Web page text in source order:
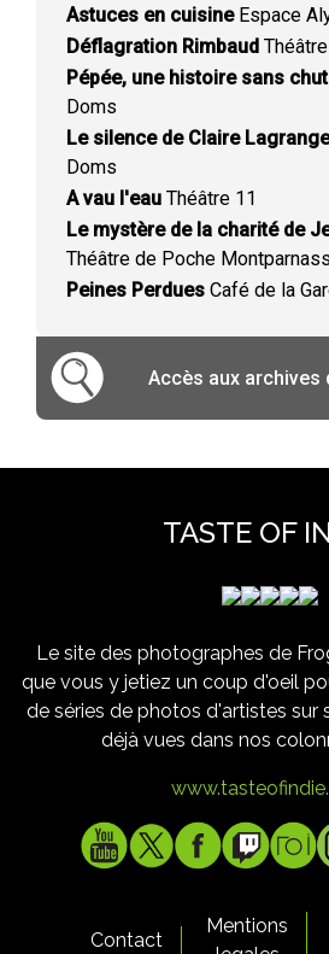
Astuces en cuisineEspace
Déflagration Rimbaud
Pépée, une histoire sans
Doms
Le silence de Claire Lagrange
Doms
A vau l'eau Théâtre 11
Le mystère de la charité de
Théâtre de Poche
Peines Perdues Café de la
Accès aux archives
TASTE OF
Le site des photographes de
que vous y jetiez un coup d'oeil
de séries de photos d'artistes sur
déjà vues dans nos
Contact
Mentions